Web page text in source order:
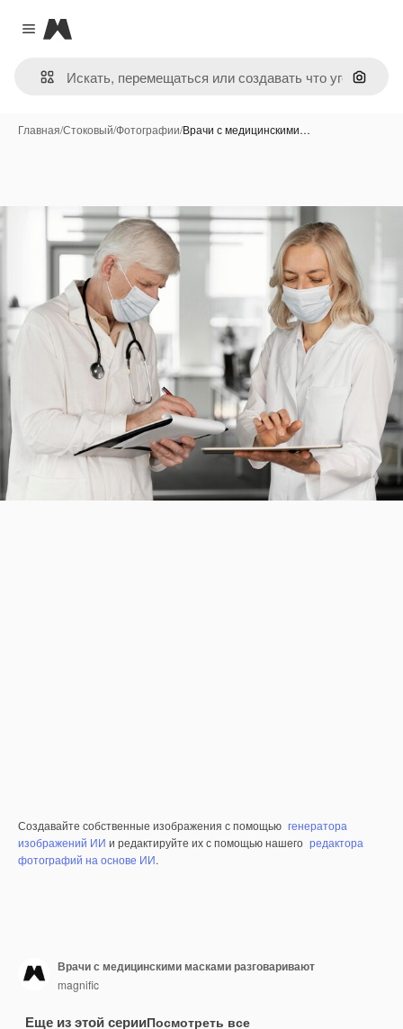
Close menu
Magnific
Поиск
Главная/Стоковый/Фотографии/Врачи с медицинскими…
Создавайте собственные изображения с помощью генератора
изображений ИИ и редактируйте их с помощью нашего редактора
фотографий на основе ИИ.
Врачи с медицинскими масками разговаривают
magnific
Еще из этой серииПосмотреть все